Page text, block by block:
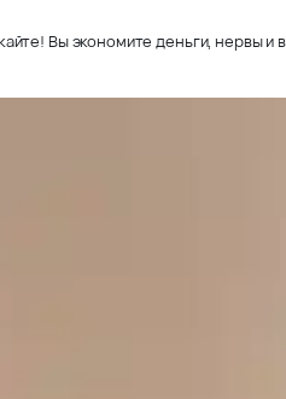
Вы экономите деньги, нервы и